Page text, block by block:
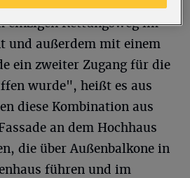
einzigen Rettungsweg im
und außerdem mit einem
ein zweiter Zugang für die
wurde", heißt es aus
diese Kombination aus
an dem Hochhaus
die über Außenbalkone in
führen und im